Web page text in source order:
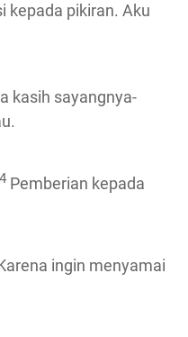
kepada pikiran. Aku
kasih sayangnya-
4 Pemberian kepada
ingin menyamai